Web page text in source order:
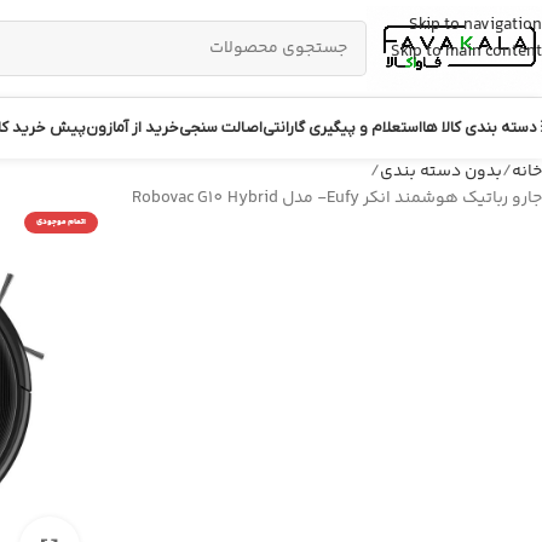
Skip to navigation
Skip to main content
دسته بندی کالا ها
شیائومی
استعلام و پیگیری گارانتیاصالت سنجیخرید از آمازونپیش خرید
خانه بدون دسته بندی
جارو رباتیک هوشمند انکر Eufy- مدل Robovac G10 Hybrid
اتمام موجودی